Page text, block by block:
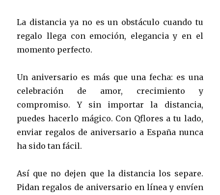
La distancia ya no es un obstáculo cuando tu
regalo llega con emoción, elegancia y en el
momento perfecto.
Un aniversario es más que una fecha: es una
celebración de amor, crecimiento y
compromiso. Y sin importar la distancia,
puedes hacerlo mágico. Con Qflores a tu lado,
enviar regalos de aniversario a España nunca
ha sido tan fácil.
Así que no dejen que la distancia los separe.
Pidan regalos de aniversario en línea y envíen